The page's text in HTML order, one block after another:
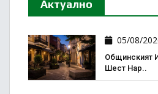
Актуално
05/08/
Общинският
Шест Нар..